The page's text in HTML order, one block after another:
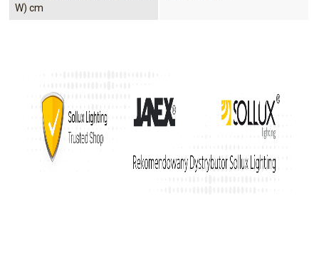
W) cm